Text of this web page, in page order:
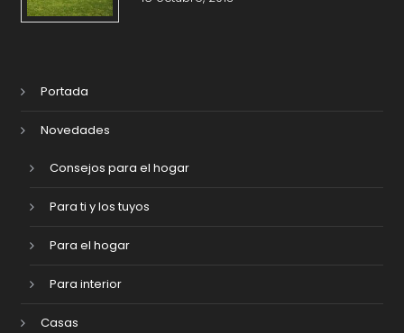
Portada
Novedades
Consejos para el hogar
Para ti y los tuyos
Para el hogar
Para interior
Casas